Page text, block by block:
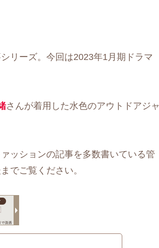
リーズ。今回は2023年1月期ドラマ
さんが着用した水色のアウトドアジャ
ッションの記事を多数書いている管
でご覧ください。